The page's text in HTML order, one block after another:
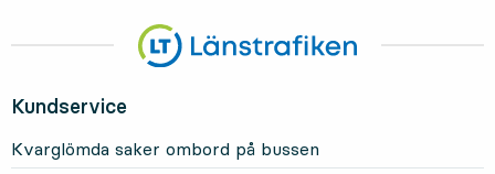
Kundservice
Kvarglömda saker ombord på bussen